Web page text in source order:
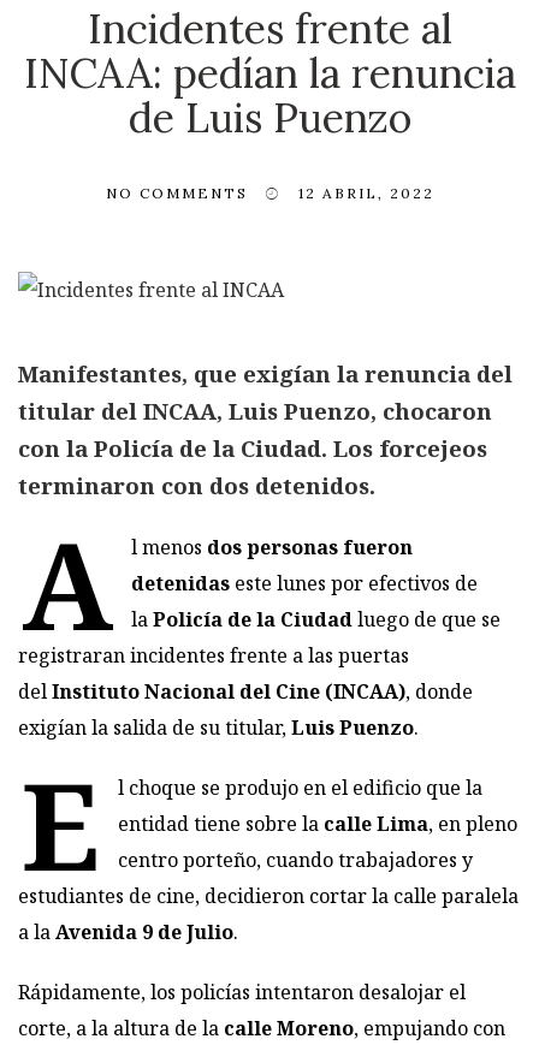
Incidentes frente al
INCAA: pedían la renuncia
de Luis Puenzo
NO COMMENTS 12 ABRIL, 2022
Manifestantes, que exigían la renuncia del
titular del INCAA, Luis Puenzo, chocaron
con la Policía de la Ciudad. Los forcejeos
terminaron con dos detenidos.
A l menos dos personas fueron
detenidas este lunes por efectivos de
laPolicía de la Ciudadluego de que se
registraran incidentes frente a las puertas
delInstituto Nacional del Cine (INCAA), donde
exigían la salida de su titular,Luis Puenzo.
E
l choque se produjo en el edificio que la
entidad tiene sobre la calle Lima, en pleno
centro porteño, cuando trabajadores y
estudiantes de cine, decidieron cortar la calle paralela
a laAvenida 9 de Julio.
Rápidamente, los policías intentaron desalojar el
corte, a la altura de la calle Moreno, empujando con